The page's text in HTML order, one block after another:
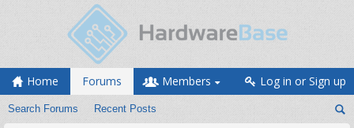
Home Forums
Search Forums Recent Posts
Members Log in or Sign up